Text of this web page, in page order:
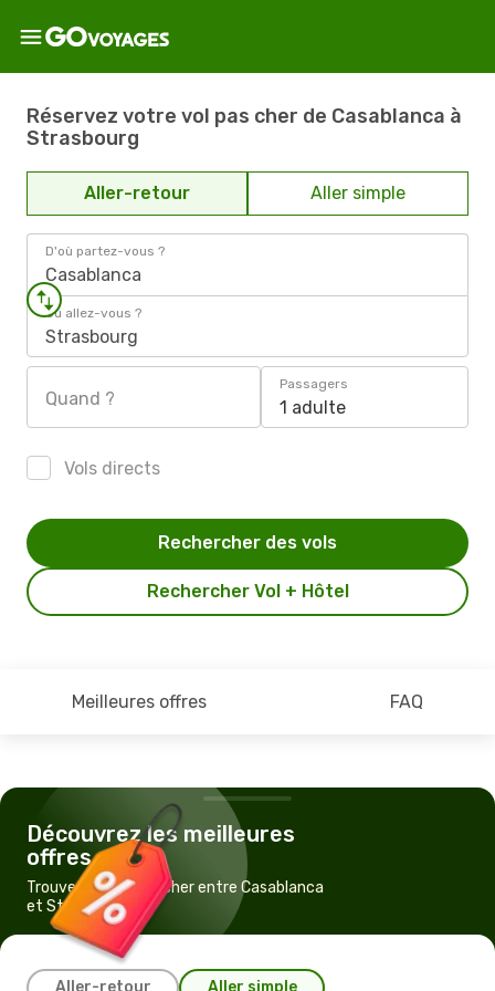
Réservez votre vol pas cher de Casablanca à
Strasbourg
Aller-retour Aller simple
D'où partez-vous ?
Casablanca
Où allez-vous ?
Strasbourg
Quand ?
Passagers
1 adulte
Vols directs
Rechercher Vol + Hôtel
Rechercher des vols
Meilleures offres FAQ
Découvrez les meilleures
offres
Trouvez un vol pas cher entre Casablanca
et Strasbourg
Aller-retour Aller simple